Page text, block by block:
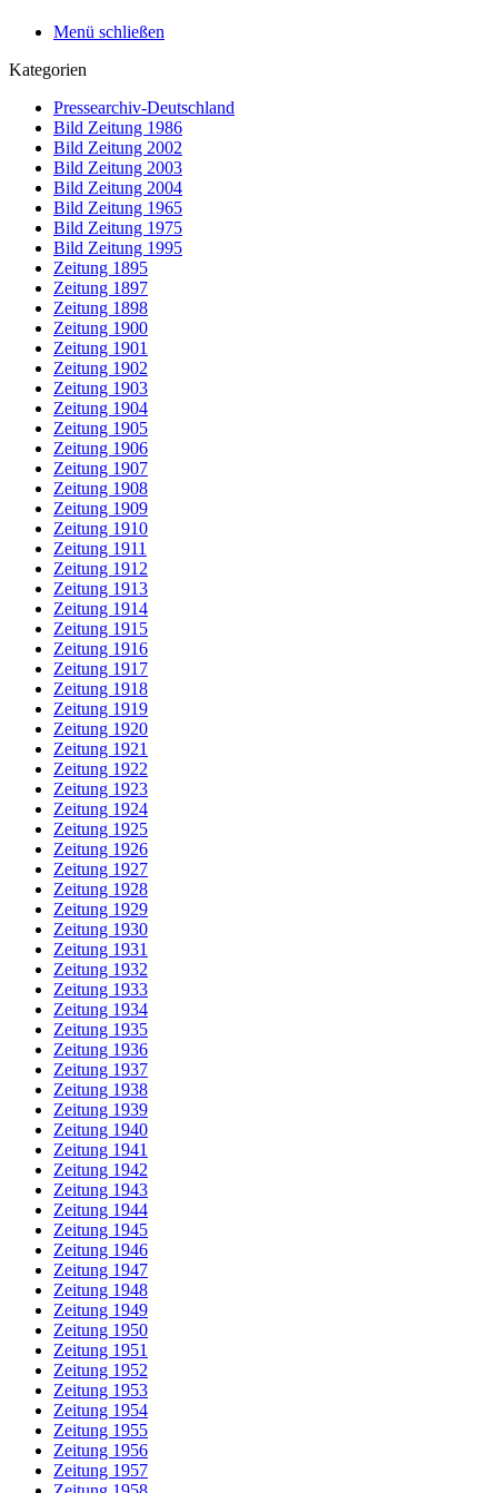
Menü schließen
Kategorien
Pressearchiv-Deutschland
Bild Zeitung 1986
Bild Zeitung 2002
Bild Zeitung 2003
Bild Zeitung 2004
Bild Zeitung 1965
Bild Zeitung 1975
Bild Zeitung 1995
Zeitung 1895
Zeitung 1897
Zeitung 1898
Zeitung 1900
Zeitung 1901
Zeitung 1902
Zeitung 1903
Zeitung 1904
Zeitung 1905
Zeitung 1906
Zeitung 1907
Zeitung 1908
Zeitung 1909
Zeitung 1910
Zeitung 1911
Zeitung 1912
Zeitung 1913
Zeitung 1914
Zeitung 1915
Zeitung 1916
Zeitung 1917
Zeitung 1918
Zeitung 1919
Zeitung 1920
Zeitung 1921
Zeitung 1922
Zeitung 1923
Zeitung 1924
Zeitung 1925
Zeitung 1926
Zeitung 1927
Zeitung 1928
Zeitung 1929
Zeitung 1930
Zeitung 1931
Zeitung 1932
Zeitung 1933
Zeitung 1934
Zeitung 1935
Zeitung 1936
Zeitung 1937
Zeitung 1938
Zeitung 1939
Zeitung 1940
Zeitung 1941
Zeitung 1942
Zeitung 1943
Zeitung 1944
Zeitung 1945
Zeitung 1946
Zeitung 1947
Zeitung 1948
Zeitung 1949
Zeitung 1950
Zeitung 1951
Zeitung 1952
Zeitung 1953
Zeitung 1954
Zeitung 1955
Zeitung 1956
Zeitung 1957